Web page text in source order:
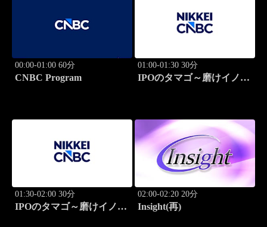
00:00-01:00 60分
CNBC Program
01:00-01:30 30分
IPOのタマゴ～磨けイノベ
01:30-02:00 30分
IPOのタマゴ～磨けイノベ
02:00-02:20 20分
Insight(再)